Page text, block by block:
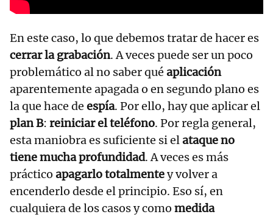
En este caso, lo que debemos tratar de hacer es
cerrar la grabación. A veces puede ser un poco
problemático al no saber qué aplicación
aparentemente apagada o en segundo plano es
la que hace de espía. Por ello, hay que aplicar el
plan B: reiniciar el teléfono. Por regla general,
esta maniobra es suficiente si elataque no
tiene mucha profundidad. A veces es más
práctico apagarlo totalmentey volver a
encenderlo desde el principio. Eso sí, en
cualquiera de los casos y como medida